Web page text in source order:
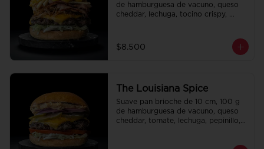
de hamburguesa de vacuno, queso
cheddar, lechuga, tocino crispy,
$8.500
The Louisiana Spice
Suave pan brioche de 10 cm, 100 g
de hamburguesa de vacuno, queso
cheddar, tomate, lechuga, pepinillo,